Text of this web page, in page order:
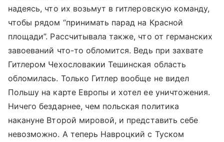
надеясь, что их возьмут в гитлеровскую команду,
чтобы рядом “принимать парад на Красной
площади”. Рассчитывала также, что от германских
завоеваний что-то обломится. Ведь при захвате
Гитлером Чехословакии Тешинская область
обломилась. Только Гитлер вообще не видел
Польшу на карте Европы и хотел ее уничтожения.
Ничего бездарнее, чем польская политика
накануне Второй мировой, и представить себе
невозможно. А теперь Навроцкий с Туском